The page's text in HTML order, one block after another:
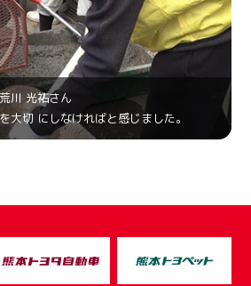
川 光祐さん
大切 にしなければと感じました。